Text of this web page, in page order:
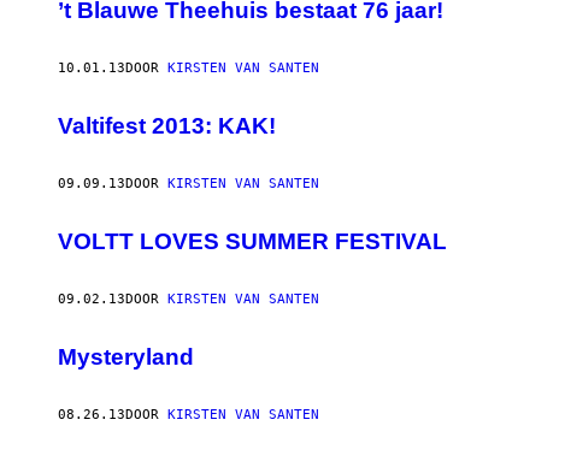
AUTHOR
’t Blauwe Theehuis bestaat 76 jaar!
10.01.13DOOR KIRSTEN VAN SANTEN
Valtifest 2013: KAK!
09.09.13DOOR KIRSTEN VAN SANTEN
VOLTT LOVES SUMMER FESTIVAL
09.02.13DOOR KIRSTEN VAN SANTEN
Mysteryland
08.26.13DOOR KIRSTEN VAN SANTEN